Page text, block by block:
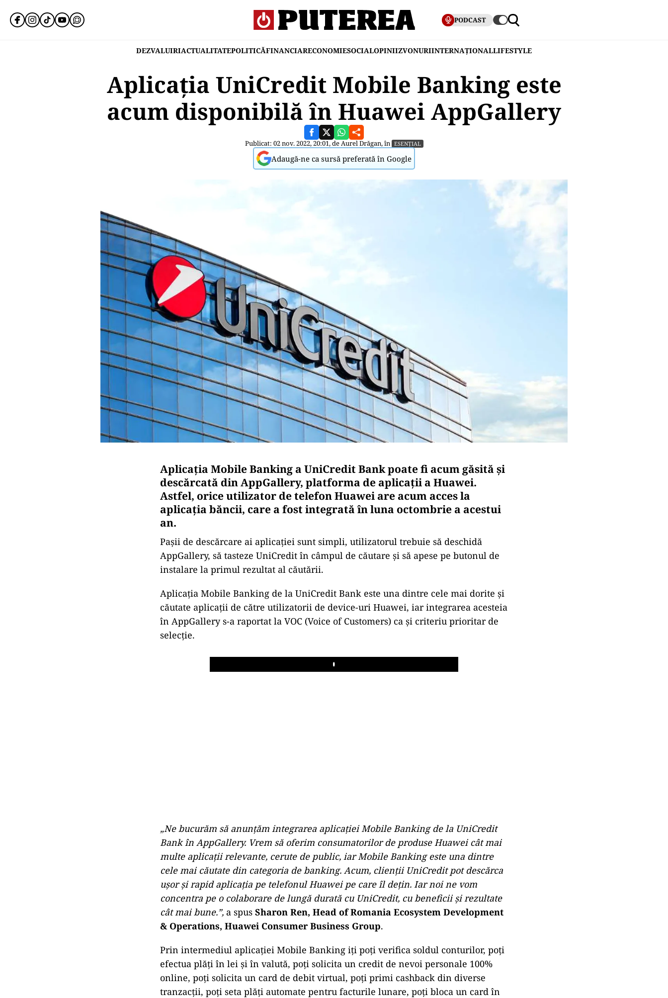
PODCAST
DEZVALUIRIACTUALITATEPOLITICĂFINANCIARECONOMIESOCIALOPINIIZVONURIINTERNAȚIONALLIFESTYLE
Aplicația UniCredit Mobile Banking este
acum disponibilă în Huawei AppGallery
Publicat: 02 nov. 2022, 20:01, deAurel Drăgan, în ESENȚIAL
Adaugă-ne ca sursă preferată în Google
Aplicația Mobile Banking a UniCredit Bank poate fi acum găsită și
descărcată din AppGallery, platforma de aplicații a Huawei.
Astfel, orice utilizator de telefon Huawei are acum acces la
aplicația băncii, care a fost integrată în luna octombrie a acestui
an.
Pașii de descărcare ai aplicației sunt simpli, utilizatorul trebuie să deschidă
AppGallery, să tasteze UniCredit în câmpul de căutare și să apese pe butonul de
instalare la primul rezultat al căutării.
Aplicația Mobile Banking de la UniCredit Bank este una dintre cele mai dorite și
căutate aplicații de către utilizatorii de device-uri Huawei, iar integrarea acesteia
în AppGallery s-a raportat la VOC (Voice of Customers) ca și criteriu prioritar de
selecție.
Play
„Ne bucurăm să anunțăm integrarea aplicației Mobile Banking de la UniCredit
Bank în AppGallery. Vrem să oferim consumatorilor de produse Huawei cât mai
multe aplicații relevante, cerute de public, iar Mobile Banking este una dintre
cele mai căutate din categoria de banking. Acum, clienții UniCredit pot descărca
ușor și rapid aplicația pe telefonul Huawei pe care îl dețin. Iar noi ne vom
concentra pe o colaborare de lungă durată cu UniCredit, cu beneficii și rezultate
cât mai bune.”, a spus Sharon Ren, Head of Romania Ecosystem Development
& Operations, Huawei Consumer Business Group.
Prin intermediul aplicației Mobile Banking iți poți verifica soldul conturilor, poți
efectua plăți în lei și în valută, poți solicita un credit de nevoi personale 100%
online, poți solicita un card de debit virtual, poți primi cashback din diverse
tranzacții, poți seta plăți automate pentru facturile lunare, poți bloca un card în